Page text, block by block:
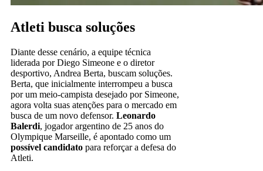
Atleti busca soluções
Diante desse cenário, a equipe técnica
liderada por Diego Simeone e o diretor
desportivo, Andrea Berta, buscam soluções.
Berta, que inicialmente interrompeu a busca
por um meio-campista desejado por Simeone,
agora volta suas atenções para o mercado em
busca de um novo defensor. Leonardo
Balerdi, jogador argentino de 25 anos do
Olympique Marseille, é apontado como um
possível candidato para reforçar a defesa do
Atleti.